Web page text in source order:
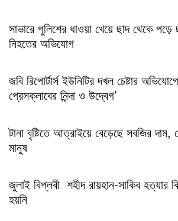
সাভারে পুলিশের ধাওয়া খেয়ে ছাদ থেকে পড়ে
নিহতের অভিযোগ
জবি রিপোর্টার্স ইউনিটির দখল চেষ্টার
প্রেসক্লাবের নিন্দা ও উদ্বেগ’
টানা বৃষ্টিতে আত্রাইয়ে বেড়েছে সবজির দাম,
মানুষ
জুলাই বিপ্লবী শহীদ রায়হান-সাকিব হত্যার
হয়নি